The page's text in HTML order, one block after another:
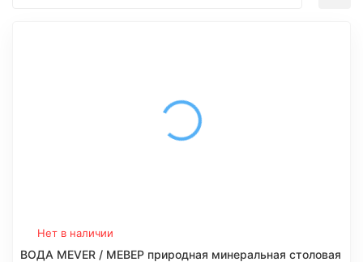
Нет в наличии
ВОДА MEVER / МЕВЕР природная минеральная столовая